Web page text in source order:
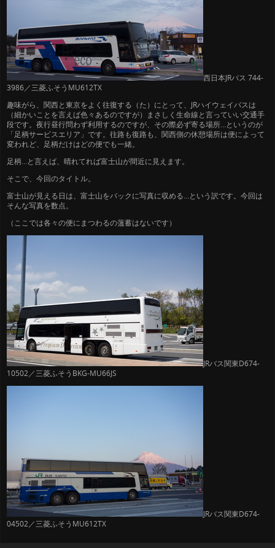
西日本JRバス 744-
3986／三菱ふそうMU612TX
趣味がら、関西と東京をよく往復する（た）にとって、JRハイウェイバスは
（細かいことを言えば色々あるのですが）まさしく生命線と言っていい交通手
段です。夜行昼行問わず利用するのですが、その際必ず寄る場所…というのが
「足柄サービスエリア」です。往路も復路も、関西側の休憩場所は便によって
変われど、足柄だけはどの便でも一緒。
足柄…と言えば、晴れてれば富士山が間近に見えます。
そこで、今回のタイトル。
富士山が見える日は、富士山をバックに写真に収める…という訳です。今回は
そんな写真を数点。
（ここでは各々の便にまつわるの薀蓄はないです）
JRバス関東D674-
10502／三菱ふそうBKG-MU66JS
JRバス関東D674-
04502／三菱ふそうMU612TX